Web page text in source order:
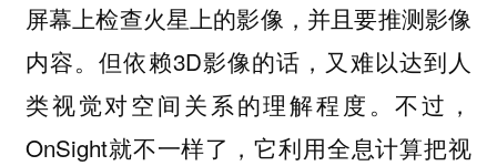
屏幕上检查火星上的影像，并且要推测影像
内容。但依赖3D影像的话，又难以达到人
类视觉对空间关系的理解程度。不过，
OnSight就不一样了，它利用全息计算把视